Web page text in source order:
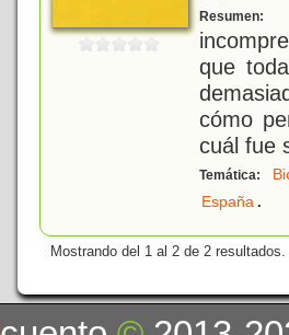
Resumen:
que
cómo
cuál fue
Temática:
España.
Mostrando del 1 al 2 de 2 resultados.